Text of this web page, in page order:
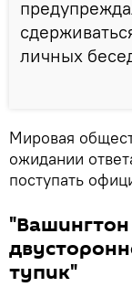
личных
Мировая
ожидании
поступать
"Вашингтон
тупик"